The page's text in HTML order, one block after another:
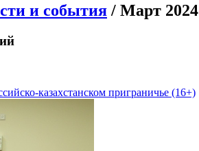
и события / Март 2024
казахстанском приграничье (16+)